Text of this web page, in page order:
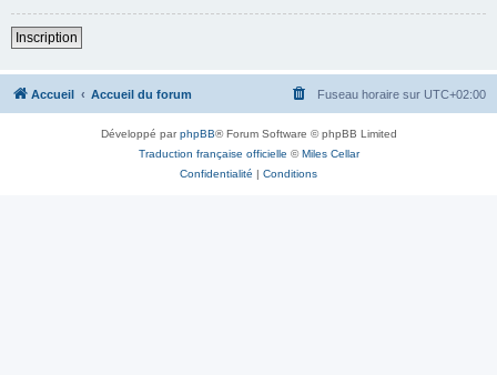
Inscription
Accueil Accueil du forum Fuseau horaire sur UTC+02:00
Développé parphpBB® Forum Software © phpBB Limited
Traduction française officielle ©Miles Cellar
Confidentialité | Conditions